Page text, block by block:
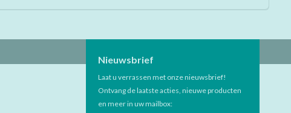
Nieuwsbrief
Laat u verrassen met onze nieuwsbrief!
Ontvang de laatste acties, nieuwe producten
en meer in uw mailbox: